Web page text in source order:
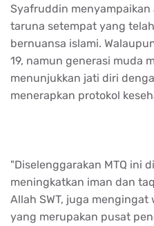
Syafruddin
taruna setempat yang
bernuansa islami.
19, namun generasi muda
menunjukkan jati diri
menerapkan protokol
"Diselenggarakan MTQ ini
meningkatkan iman dan
Allah SWT, juga mengingat
yang merupakan pusat